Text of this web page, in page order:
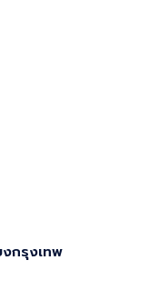
กรุงเทพ